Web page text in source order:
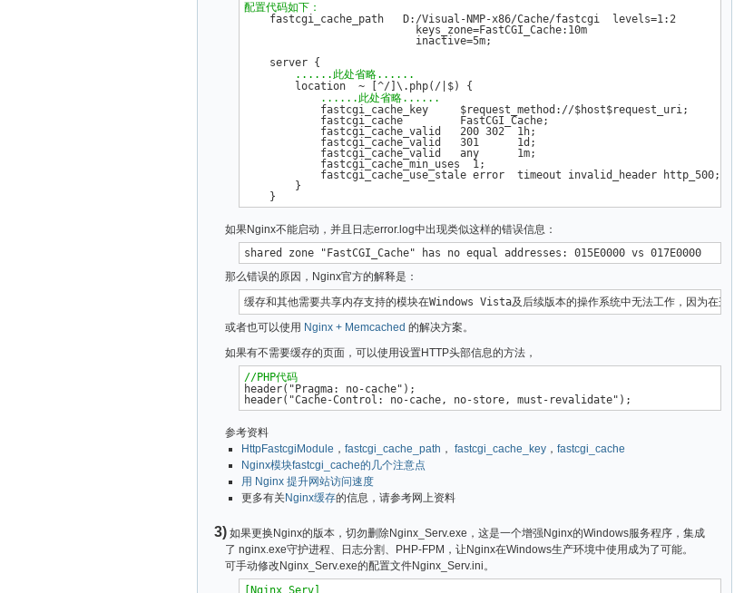
配置代码如下：
    fastcgi_cache_path   D:/Visual-NMP-x86/Cache/fastcgi  levels=1:2
                           keys_zone=FastCGI_Cache:10m
                           inactive=5m;
    server {
......此处省略......
        location  ~ [^/]\.php(/|$) {
......此处省略......
            fastcgi_cache_key     $request_method://$host$request_uri;
            fastcgi_cache         FastCGI_Cache;
            fastcgi_cache_valid   200 302  1h;
            fastcgi_cache_valid   301      1d;
            fastcgi_cache_valid   any      1m;
            fastcgi_cache_min_uses  1;
            fastcgi_cache_use_stale error  timeout invalid_header http_500;
        }
如果Nginx不能启动，并且日志error.log中出现类似这样的错误信息：
那么错误的原因，Nginx官方的解释是：
或者也可以使用 Nginx + Memcached 的解决方案。
如果有不需要缓存的页面，可以使用设置HTTP头部信息的方法，
//PHP代码
header("Pragma: no-cache");
参考资料
HttpFastcgiModule ， fastcgi_cache_path ， fastcgi_cache_key ， fastcgi_cache
Nginx模块fastcgi_cache的几个注意点
用 Nginx 提升网站访问速度
更多有关Nginx缓存的信息，请参考网上资料
3) 如果更换Nginx的版本，切勿删除Nginx_Serv.exe，这是一个增强Nginx的Windows服务程序，集成
了 nginx.exe守护进程、日志分割、PHP-FPM，让Nginx在Windows生产环境中使用成为了可能。
可手动修改Nginx_Serv.exe的配置文件Nginx_Serv.ini。
[Nginx Serv]